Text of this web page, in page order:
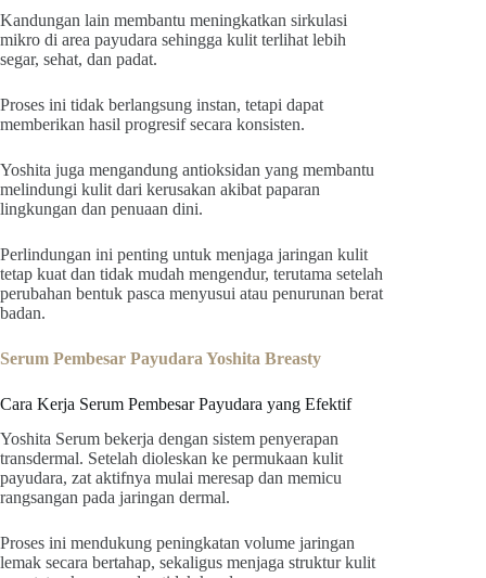
Kandungan lain membantu meningkatkan sirkulasi
mikro di area payudara sehingga kulit terlihat lebih
segar, sehat, dan padat.
Proses ini tidak berlangsung instan, tetapi dapat
memberikan hasil progresif secara konsisten.
Yoshita juga mengandung antioksidan yang membantu
melindungi kulit dari kerusakan akibat paparan
lingkungan dan penuaan dini.
Perlindungan ini penting untuk menjaga jaringan kulit
tetap kuat dan tidak mudah mengendur, terutama setelah
perubahan bentuk pasca menyusui atau penurunan berat
badan.
Serum Pembesar Payudara Yoshita Breasty
Cara Kerja Serum Pembesar Payudara yang Efektif
Yoshita Serum bekerja dengan sistem penyerapan
transdermal. Setelah dioleskan ke permukaan kulit
payudara, zat aktifnya mulai meresap dan memicu
rangsangan pada jaringan dermal.
Proses ini mendukung peningkatan volume jaringan
lemak secara bertahap, sekaligus menjaga struktur kulit